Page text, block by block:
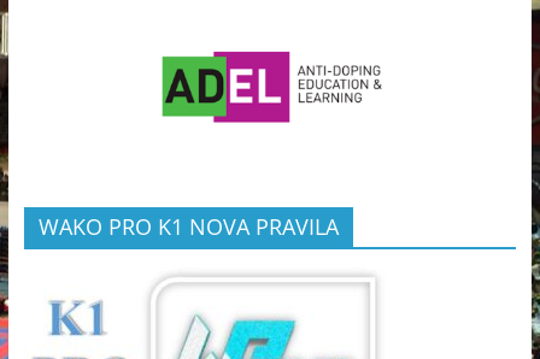
WAKO PRO K1 NOVA PRAVILA